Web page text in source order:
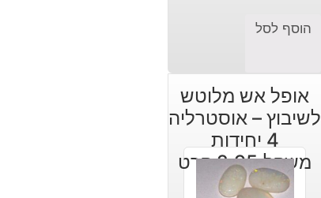
הוסף לסל
אופל אש מלוטש
לשיבוץ – אוסטרליה
4 יחידות
משקל:2.95 קרט